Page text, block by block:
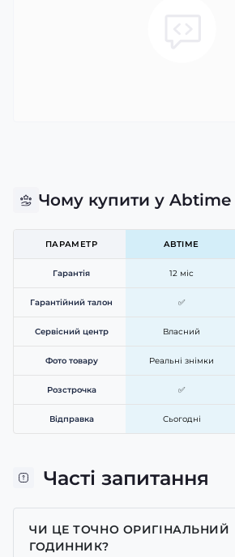
Чому купити у Abtime
ПАРАМЕТР ABTIME
Гарантія 12 міс
Гарантійний талон ✅
Сервісний центр Власний
Фото товару Реальні знімки
Розстрочка ✅
Відправка Сьогодні
Часті запитання
ЧИ ЦЕ ТОЧНО ОРИГІНАЛЬНИЙ
ГОДИННИК?